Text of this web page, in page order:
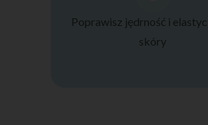
Poprawisz jędrność i
skóry